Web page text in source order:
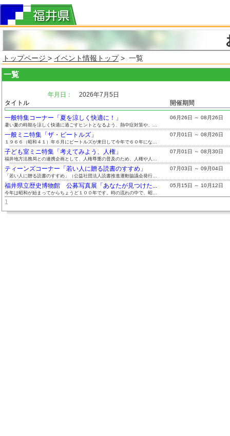
トップページ > イベント情報トップ> 一覧
一覧
年月日：
2026年7月5日
タイトル
開催期間
一般特集コーナー「夏を涼しく快適に！」 06月26日 ～ 08月26日
暑い夏の時期を涼しく快適に過ごすヒントとなるよう、熱中症対策や、...
一般ミニ特集「ザ・ビートルズ」 07月01日 ～ 08月26日
１９６６（昭和４１）年６月にビートルズが来日して今年で６０年にな...
子ども室ミニ特集「考えてみよう、人権」 07月01日 ～ 08月30日
福井地方法務局との連携企画として、人権尊重の普及のため、人権や人...
ティーンズコーナー「若い人に贈る読書のすすめ」 07月03日 ～ 09月04日
「若い人に贈る読書のすすめ」（公益社団法人読書推進運動協議会発行...
福井県立歴史博物館 公募写真展「あなたが見つけた... 05月15日 ～ 10月12日
今年は昭和が始まってからちょうど１００年です。時の流れの中で、昭...
1